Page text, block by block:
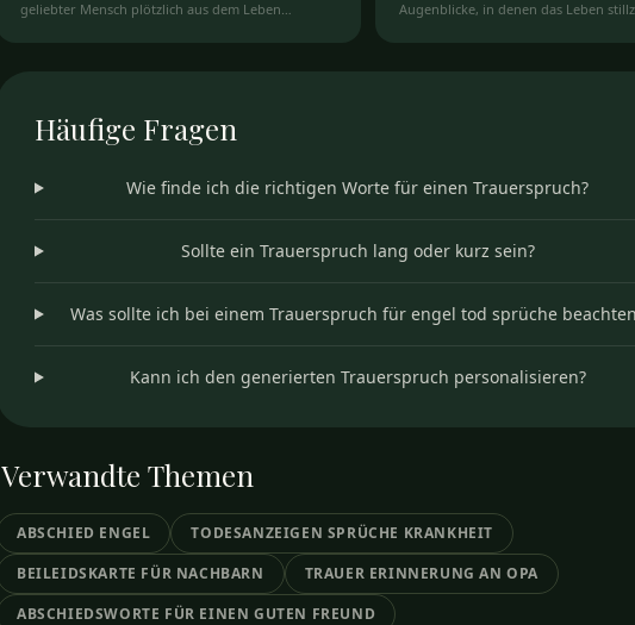
geliebter Mensch plötzlich aus dem Leben
Augenblicke, in denen das Leben
Häufige Fragen
Wie finde ich die richtigen Worte für einen Trauerspruch?
Sollte ein Trauerspruch lang oder kurz sein?
Was sollte ich bei einem Trauerspruch für engel tod sprüche
Kann ich den generierten Trauerspruch personalisieren?
Verwandte Themen
ABSCHIED ENGEL
TODESANZEIGEN SPRÜCHE KRANKHEIT
BEILEIDSKARTE FÜR NACHBARN
TRAUER ERINNERUNG AN OPA
ABSCHIEDSWORTE FÜR EINEN GUTEN FREUND